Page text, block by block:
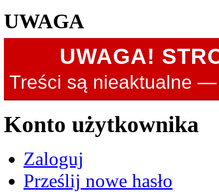
UWAGA
UWAGA!
Treści są nieaktualne
Konto użytkownika
Zaloguj
Prześlij nowe hasło